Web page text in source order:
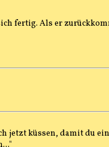
fertig. Als er
jetzt küssen, damit du